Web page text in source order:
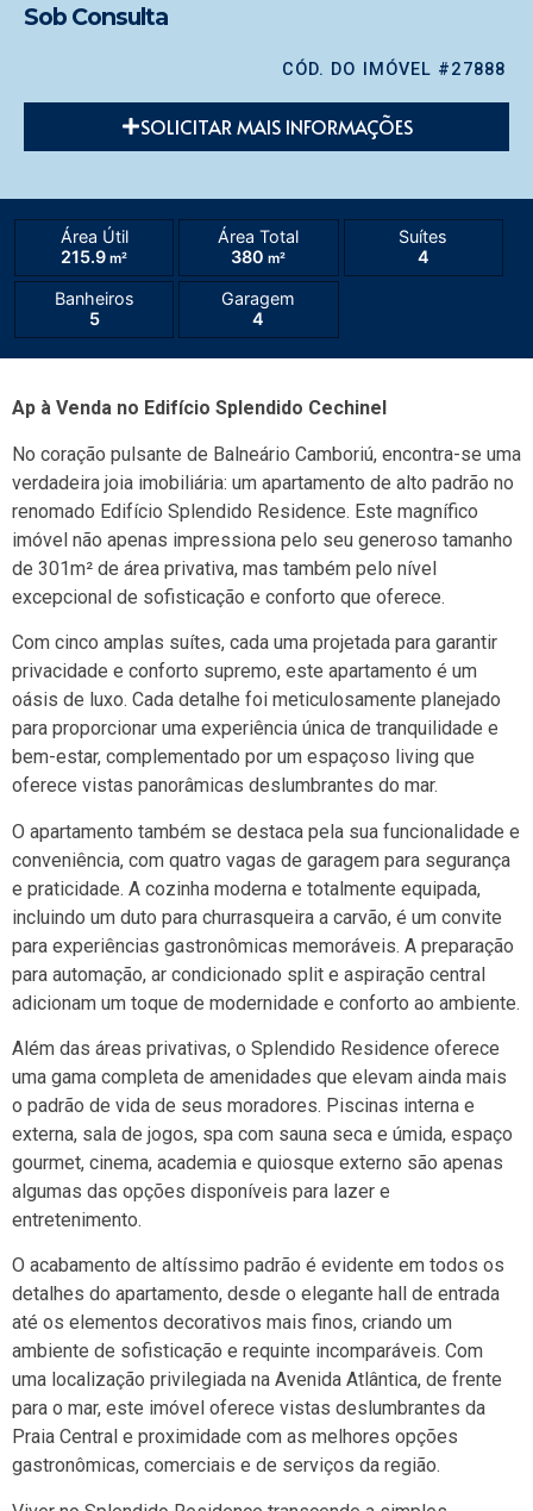
Sob Consulta
CÓD. DO IMÓVEL #27888
SOLICITAR MAIS INFORMAÇÕES
Área Útil
215.9 m²
Área Total
380 m²
Suítes
4
Banheiros
5
Garagem
4
Ap à Venda no Edifício Splendido Cechinel
No coração pulsante de Balneário Camboriú, encontra-se uma
verdadeira joia imobiliária: um apartamento de alto padrão no
renomado Edifício Splendido Residence. Este magnífico
imóvel não apenas impressiona pelo seu generoso tamanho
de 301m² de área privativa, mas também pelo nível
excepcional de sofisticação e conforto que oferece.
Com cinco amplas suítes, cada uma projetada para garantir
privacidade e conforto supremo, este apartamento é um
oásis de luxo. Cada detalhe foi meticulosamente planejado
para proporcionar uma experiência única de tranquilidade e
bem-estar, complementado por um espaçoso living que
oferece vistas panorâmicas deslumbrantes do mar.
O apartamento também se destaca pela sua funcionalidade e
conveniência, com quatro vagas de garagem para segurança
e praticidade. A cozinha moderna e totalmente equipada,
incluindo um duto para churrasqueira a carvão, é um convite
para experiências gastronômicas memoráveis. A preparação
para automação, ar condicionado split e aspiração central
adicionam um toque de modernidade e conforto ao ambiente.
Além das áreas privativas, o Splendido Residence oferece
uma gama completa de amenidades que elevam ainda mais
o padrão de vida de seus moradores. Piscinas interna e
externa, sala de jogos, spa com sauna seca e úmida, espaço
gourmet, cinema, academia e quiosque externo são apenas
algumas das opções disponíveis para lazer e
entretenimento.
O acabamento de altíssimo padrão é evidente em todos os
detalhes do apartamento, desde o elegante hall de entrada
até os elementos decorativos mais finos, criando um
ambiente de sofisticação e requinte incomparáveis. Com
uma localização privilegiada na Avenida Atlântica, de frente
para o mar, este imóvel oferece vistas deslumbrantes da
Praia Central e proximidade com as melhores opções
gastronômicas, comerciais e de serviços da região.